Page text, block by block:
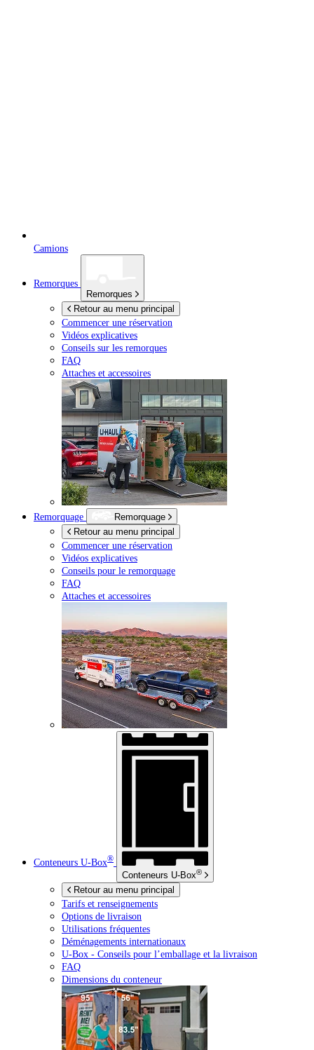
Camions
Remorques
Remorques
Retour au menu principal
Commencer une réservation
Vidéos explicatives
Conseils sur les remorques
FAQ
Attaches et accessoires
Remorquage
Remorquage
Retour au menu principal
Commencer une réservation
Vidéos explicatives
Conseils pour le remorquage
FAQ
Attaches et accessoires
Conteneurs U-Box®
Conteneurs U-Box®
Retour au menu principal
Tarifs et renseignements
Options de livraison
Utilisations fréquentes
Déménagements internationaux
U-Box - Conseils pour l’emballage et la livraison
FAQ
Dimensions du conteneur